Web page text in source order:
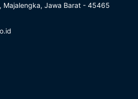
Majalengka, Jawa Barat - 45465